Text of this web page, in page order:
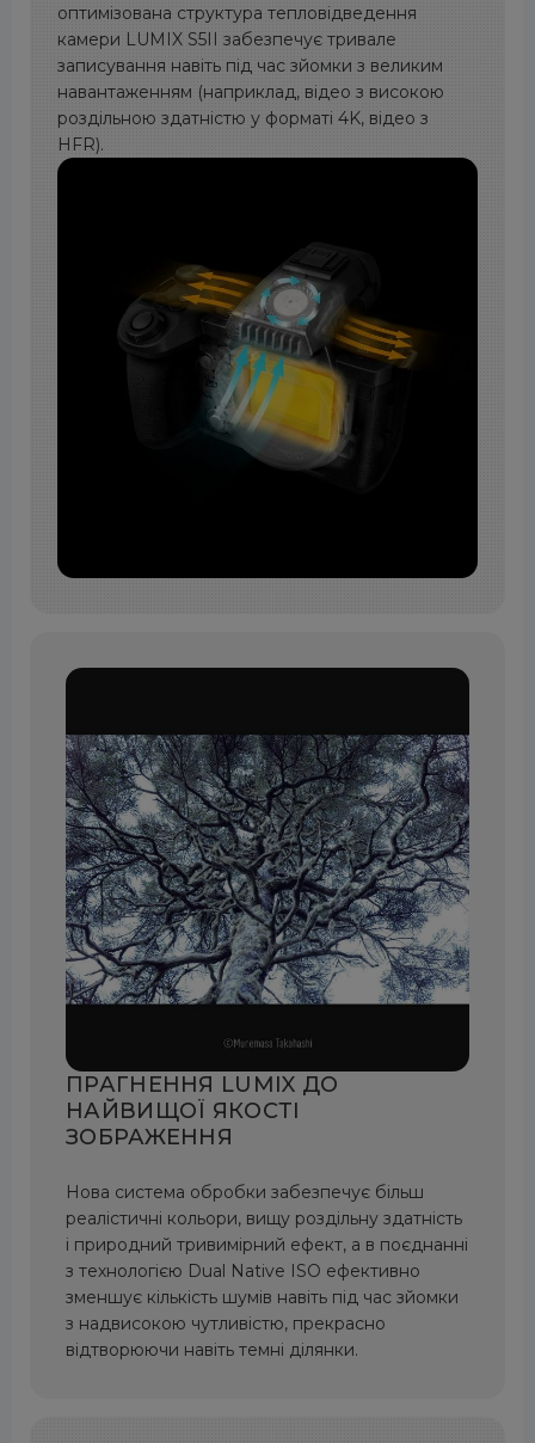
оптимізована структура тепловідведення
камери LUMIX S5II забезпечує тривале
записування навіть під час зйомки з великим
навантаженням (наприклад, відео з високою
роздільною здатністю у форматі 4K, відео з
HFR).
ПРАГНЕННЯ LUMIX ДО
НАЙВИЩОЇ ЯКОСТІ
ЗОБРАЖЕННЯ
Нова система обробки забезпечує більш
реалістичні кольори, вищу роздільну здатність
і природний тривимірний ефект, а в поєднанні
з технологією Dual Native ISO ефективно
зменшує кількість шумів навіть під час зйомки
з надвисокою чутливістю, прекрасно
відтворюючи навіть темні ділянки.